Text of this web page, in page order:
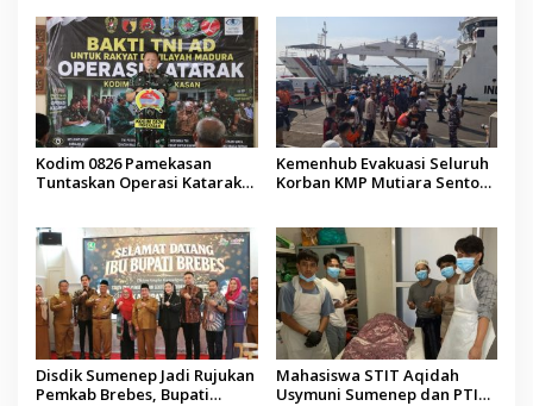
Kodim 0826 Pamekasan
Tuntaskan Operasi Katarak
Kemenhub Evakuasi Seluruh
Korban KMP Mutiara Sentosa
Disdik Sumenep Jadi Rujukan
Pemkab Brebes, Bupati
Mahasiswa STIT Aqidah
Usymuni Sumenep dan PTIQ